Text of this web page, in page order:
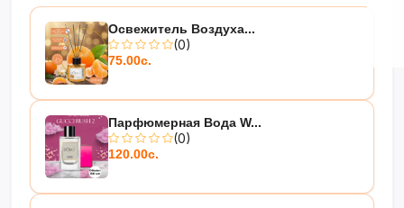
Освежитель Воздуха...
(0)
75.00с.
Парфюмерная Вода W...
(0)
120.00с.